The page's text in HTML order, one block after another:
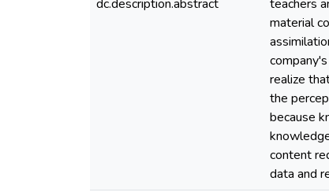
dc.description.abstract
teachers
material
realize
the
because
content
data and